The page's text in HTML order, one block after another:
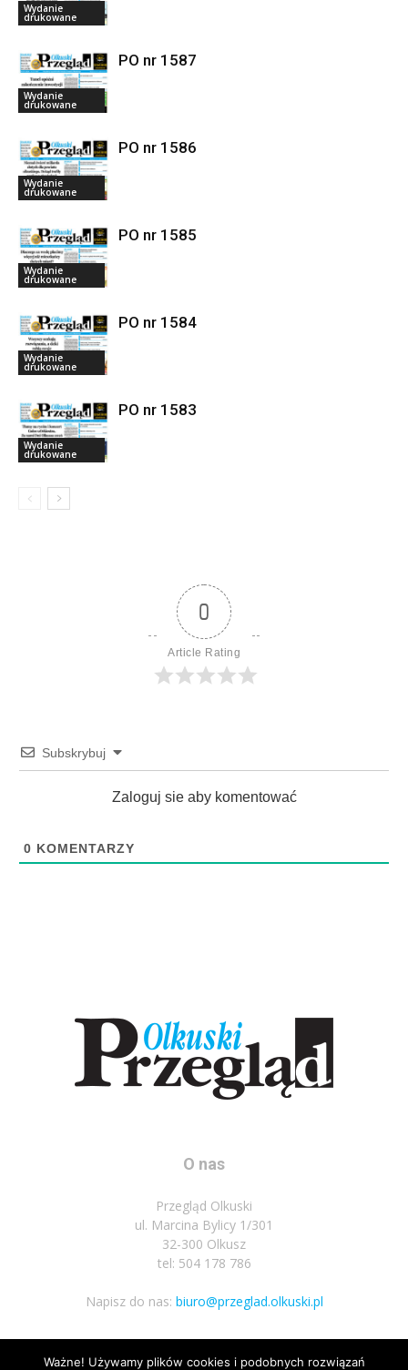
Wydanie
drukowane
Wydanie
drukowane
PO nr 1587
Wydanie
drukowane
PO nr 1586
Wydanie
drukowane
PO nr 1585
Wydanie
drukowane
PO nr 1584
Wydanie
drukowane
PO nr 1583
0
Article Rating
Subskrybuj
Zaloguj sie aby komentować
0 KOMENTARZY
O nas
Przegląd Olkuski
ul. Marcina Bylicy 1/301
32-300 Olkusz
tel: 504 178 786
Napisz do nas: biuro@przeglad.olkuski.pl
Ważne! Używamy plików cookies i podobnych rozwiązań